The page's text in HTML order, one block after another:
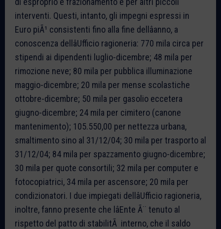
interventi. Questi, intanto, gli impegni espressi in
Euro piÃ¹ consistenti fino alla fine dellâanno, a
conoscenza dellâUfficio ragioneria: 770 mila circa per
stipendi ai dipendenti luglio-dicembre; 48 mila per
rimozione neve; 80 mila per pubblica illuminazione
maggio-dicembre; 20 mila per mense scolastiche
ottobre-dicembre; 50 mila per gasolio eccetera
giugno-dicembre; 24 mila per cimitero (canone
mantenimento); 105.550,00 per nettezza urbana,
smaltimento sino al 31/12/04; 30 mila per trasporto al
31/12/04; 84 mila per spazzamento giugno-dicembre;
30 mila per quote consortili; 32 mila per computer e
fotocopiatrici, 34 mila per ascensore; 20 mila per
condizionatori. I due impiegati dellâUfficio ragioneria,
inoltre, fanno presente che lâEnte Ã¨ tenuto al
rispetto del patto di stabilitÃ interno, che il saldo